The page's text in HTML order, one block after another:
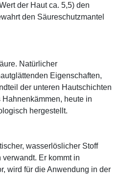
der Haut ca. 5,5) den
den Säureschutzmantel
Natürlicher
Eigenschaften,
der unteren Hautschichten
heute in
hergestellt.
wasserlöslicher Stoff
Er kommt in
wird für die Anwendung in der